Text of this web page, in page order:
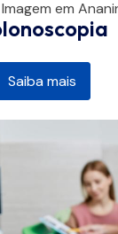
em
Saiba mais